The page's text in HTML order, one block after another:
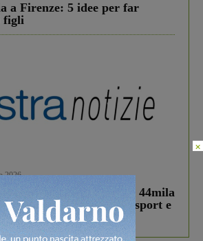
a Firenze: 5 idee per far
figli
2026
Smart Cities, oltre 44mila
torna il bando per lo sport e
Estrair
×